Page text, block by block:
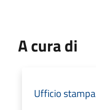
A cura di
Ufficio stampa